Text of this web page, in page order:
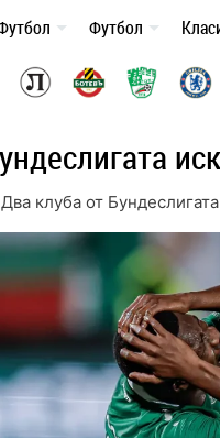
Футбол
Два клуба от